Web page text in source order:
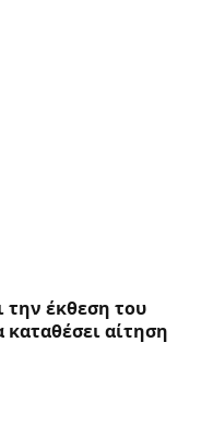
την έκθεση του
καταθέσει αίτηση